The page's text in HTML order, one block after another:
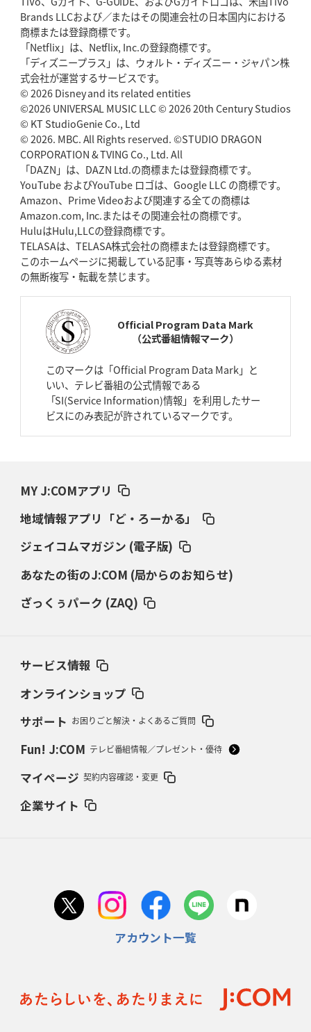
2026年5月14日(木)更新
神戸、1位通過の立役者レタリック
「悲運の闘将」宮地克実氏死去 熱血指導で埼玉WKの基礎築く
2026年4月30日(木)更新
BR東京、「ユニバーサルデー」の意義「特別からノーマルへ」が最終
ゴール
2026年4月23日(木)更新
元代表ラピース、今季限りで引退「クボタは10年いた自分のホーム」
2026年4月16日(木)更新
BL東京「強化拠点」を「共有財産」に新クラブハウスは「皆に開かれ
た空間」
2026年4月9日(木)更新
スティーラーズ、名門復活の足音
2026年4月2日(木)更新
2026年3月26日(木)更新
AZ-COM丸和、リーグワンへ参入決定 「フィールド丸ごと計測機器」の
ダイナボアーズ、“逆輸入SO”三宅駿
「ニュージーランドのフレア（閃
2026年3月5日(木)更新
2026年2月19日(木)更新
37年女子W杯招致への課題と期待
2026年2月12日(木)更新
2026年2月5日(木)更新
占い方
首位スピアーズ、充実の攻撃力 「湧き出る」パスでトライ量産
2026年1月8日(木)更新
ルディケ「15番はゲームドライバ
Brands LLCおよび／またはその関連会社の日本国内における
商標または登録商標です。
「Netflix」は、Netflix, Inc.の登録商標です。
「ディズニープラス」は、ウォルト・ディズニー・ジャパン株
式会社が運営するサービスです。
© 2026 Disney and its related entities
©2026 UNIVERSAL MUSIC LLC © 2026 20th Century Studios
© KT StudioGenie Co., Ltd
© 2026. MBC. All Rights reserved. ©STUDIO DRAGON
CORPORATION & TVING Co., Ltd. All
「DAZN」は、DAZN Ltd.の商標または登録商標です。
YouTube およびYouTube ロゴは、Google LLC の商標です。
Amazon、Prime Videoおよび関連する全ての商標は
Amazon.com, Inc.またはその関連会社の商標です。
HuluはHulu,LLCの登録商標です。
TELASAは、TELASA株式会社の商標または登録商標です。
このホームページに掲載している記事・写真等あらゆる素材
の無断複写・転載を禁じます。
Official Program Data Mark
（公式番組情報マーク）
このマークは「Official Program Data Mark」と
いい、テレビ番組の公式情報である
「SI(Service Information)情報」を利用したサー
ビスにのみ表記が許されているマークです。
MY J:COMアプリ
地域情報アプリ「ど・ろーかる」
ジェイコムマガジン (電子版)
あなたの街のJ:COM (局からのお知らせ)
ざっくぅパーク (ZAQ)
サービス情報
オンラインショップ
サポート お困りごと解決・よくあるご質問
Fun! J:COM テレビ番組情報／プレゼント・優待
マイページ 契約内容確認・変更
企業サイト
アカウント一覧